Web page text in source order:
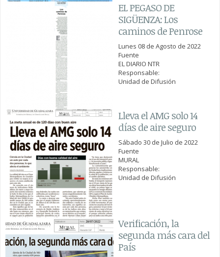
EL PEGASO DE
SIGÜENZA: Los
caminos de Penrose
Lunes 08 de Agosto de 2022
Fuente
EL DIARIO NTR
Responsable:
Unidad de Difusión
Lleva el AMG solo 14
días de aire seguro
Sábado 30 de Julio de 2022
Fuente
MURAL
Responsable:
Unidad de Difusión
Verificación, la
segunda más cara del
País